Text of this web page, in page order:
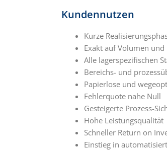
Kundennutzen
Kurze
Exakt auf Volumen
Alle lagerspezifischen
Bereichs- und
Papierlose und
Fehlerquote nahe Null
Gesteigerte Prozess-
Hohe Leistungsqualität
Schneller Return on
Einstieg in